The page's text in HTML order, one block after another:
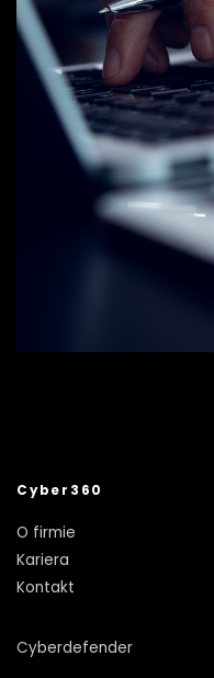
Cyber360
O firmie
Kariera
Kontakt
Cyberdefender